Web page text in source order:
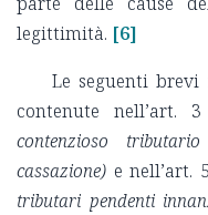
legittimità. [6]
Le seguenti
contenute nell’art.
contenzioso
cassazione) e nell’art.
tributari pendenti